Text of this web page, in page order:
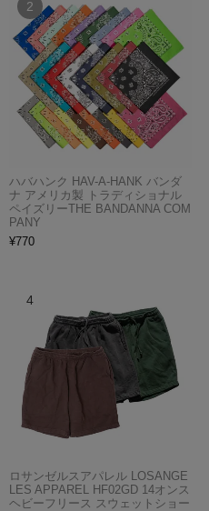
ハバハンク HAV-A-HANK バンダ
ナ アメリカ製 トラディショナル
ペイズリーTHE BANDANNA COM
PANY
¥770
ロサンゼルスアパレル LOSANGE
LES APPAREL HF02GD 14オンス
ヘビーフリース スウェットショー